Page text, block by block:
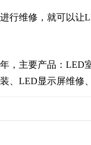
行维修，就可以
，主要产品：
、LED显示屏维修